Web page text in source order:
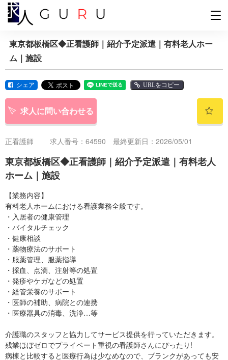
東京都板橋区◆正看護師｜紹介予定派遣｜有料老人ホー
ム｜施設
シェア URLをコピー
求人に問い合わせる
正看護師 求人番号：64590 最終更新日：2026/05/01
東京都板橋区◆正看護師｜紹介予定派遣｜有料老人
ホーム｜施設
【業務内容】
有料老人ホームにおける看護業務全般です。
・入居者の健康管理
・バイタルチェック
・健康相談
・薬物療法のサポート
・服薬管理、服薬指導
・採血、点滴、注射等の処置
・発疹やケガなどの処置
・経管栄養のサポート
・医師の補助、病院との連携
・医療器具の消毒、洗浄…等
介護職のスタッフと協力してサービス提供を行っていただきます。
残業ほぼゼロでプライベート重視の看護師さんにぴったり!
病棟と比較すると医療行為は少なめなので、ブランクがあっても安